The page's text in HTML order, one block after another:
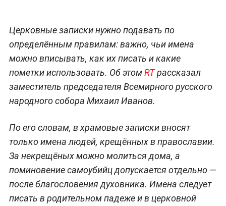
Церковные записки нужно подавать по
определённым правилам: важно, чьи имена
можно вписывать, как их писать и какие
пометки использовать. Об этомRTрассказал
заместитель председателя Всемирного русского
народного собора Михаил Иванов.
По его словам, в храмовые записки вносят
только имена людей, крещённых в православии.
За некрещёных можно молиться дома, а
поминовение самоубийц допускается отдельно —
после благословения духовника. Имена следует
писать в родительном падеже и в церковной